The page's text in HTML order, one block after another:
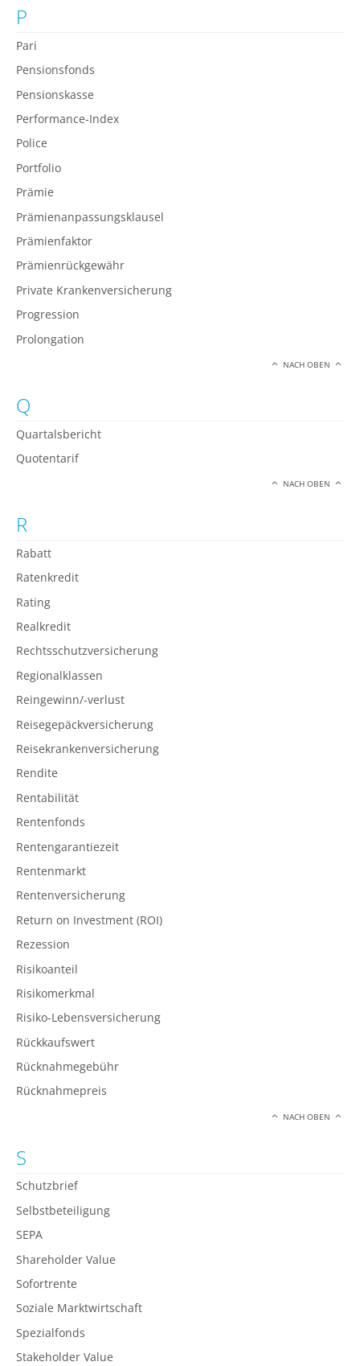
P
Pari
Pensionsfonds
Pensionskasse
Performance-Index
Police
Portfolio
Prämie
Prämienanpassungsklausel
Prämienfaktor
Prämienrückgewähr
Private Krankenversicherung
Progression
Prolongation
NACH OBEN
Q
Quartalsbericht
Quotentarif
NACH OBEN
R
Rabatt
Ratenkredit
Rating
Realkredit
Rechtsschutzversicherung
Regionalklassen
Reingewinn/-verlust
Reisegepäckversicherung
Reisekrankenversicherung
Rendite
Rentabilität
Rentenfonds
Rentengarantiezeit
Rentenmarkt
Rentenversicherung
Return on Investment (ROI)
Rezession
Risikoanteil
Risikomerkmal
Risiko-Lebensversicherung
Rückkaufswert
Rücknahmegebühr
Rücknahmepreis
NACH OBEN
S
Schutzbrief
Selbstbeteiligung
SEPA
Shareholder Value
Sofortrente
Soziale Marktwirtschaft
Spezialfonds
Stakeholder Value